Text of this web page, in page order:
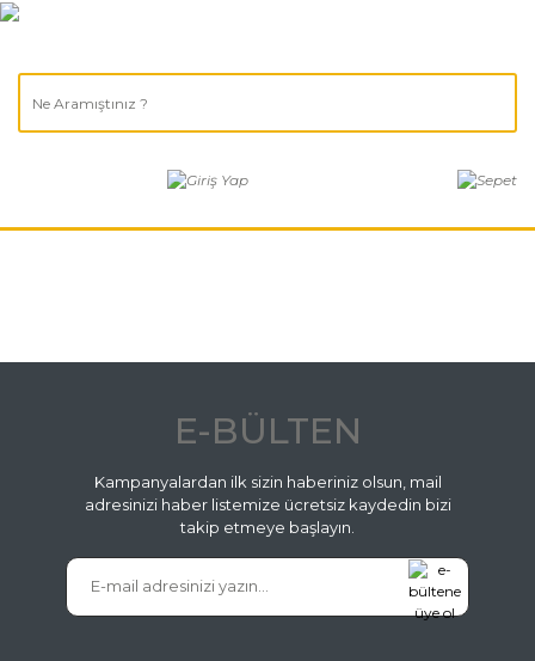
E-BÜLTEN
Kampanyalardan ilk sizin haberiniz olsun, mail
adresinizi haber listemize ücretsiz kaydedin bizi
takip etmeye başlayın.